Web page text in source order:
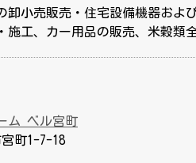
卸小売販売・住宅設備機器およ
施工、カー用品の販売、米穀類
ム ベル宮町
町1-7-18